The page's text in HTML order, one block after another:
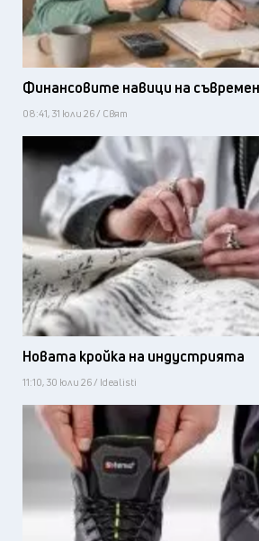
Финансовите навици на
08:41, 31 юли 26 / Свят
Новата кройка на индустрията
11:10, 30 юли 26 / Idealisti